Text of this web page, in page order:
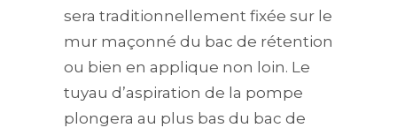
sera traditionnellement fixée sur le
mur maçonné du bac de rétention
ou bien en applique non loin. Le
tuyau d’aspiration de la pompe
plongera au plus bas du bac de